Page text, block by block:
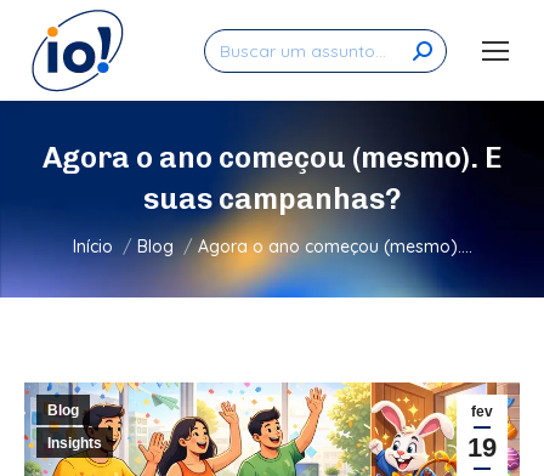
Search:
Agora o ano começou (mesmo). E
suas campanhas?
Você está aqui:
Início Blog Agora o ano começou (mesmo).…
fev
19
Blog
Insights